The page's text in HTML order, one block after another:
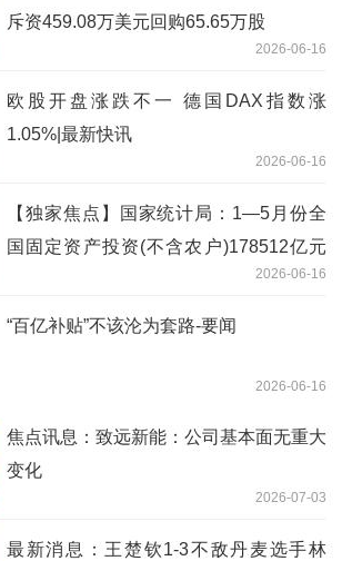
斥资459.08万美元回购65.65万股
2026-06-16
欧股开盘涨跌不一 德国DAX指数涨
1.05%|最新快讯
2026-06-16
【独家焦点】国家统计局：1—5月份全
国固定资产投资(不含农户)178512亿元
2026-06-16
“百亿补贴”不该沦为套路-要闻
2026-06-16
焦点讯息：致远新能：公司基本面无重大
变化
2026-07-03
最新消息：王楚钦1-3不敌丹麦选手林